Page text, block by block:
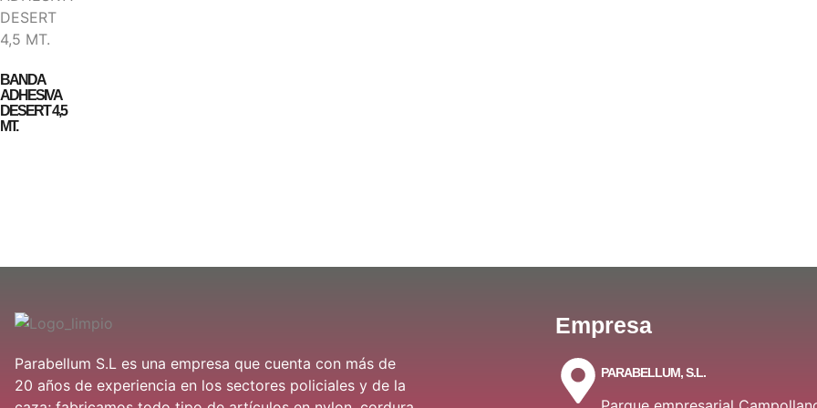
BANDA
ADHESIVA
DESERT 4,5
MT.
Parabellum S.L es una empresa que cuenta con más de
20 años de experiencia en los sectores policiales y de la
Empresa
PARABELLUM, S.L.